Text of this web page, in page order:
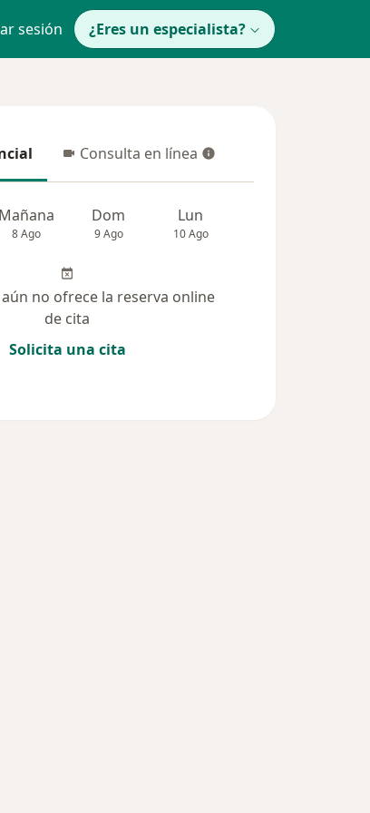
sesión ¿Eres un especialista?
(9)
Consulta en línea
Consulta en línea
Mañana
8 Ago
Dom
9 Ago
Lun
10 Ago
no ofrece la reserva online
de cita
Solicita una cita